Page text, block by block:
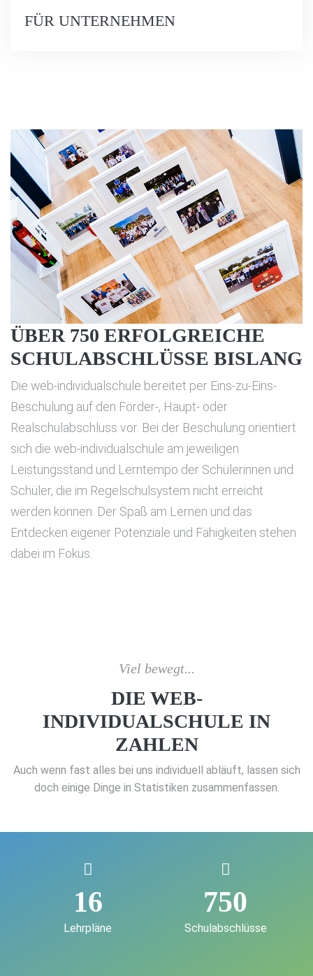
FÜR UNTERNEHMEN
ÜBER 750 ERFOLGREICHE
SCHULABSCHLÜSSE BISLANG
Die web-individualschule bereitet per Eins-zu-Eins-
Beschulung auf den Förder-, Haupt- oder
Realschulabschluss vor. Bei der Beschulung orientiert
sich die web-individualschule am jeweiligen
Leistungsstand und Lerntempo der Schülerinnen und
Schüler, die im Regelschulsystem nicht erreicht
werden können. Der Spaß am Lernen und das
Entdecken eigener Potenziale und Fähigkeiten stehen
dabei im Fokus.
Viel bewegt...
DIE WEB-
INDIVIDUALSCHULE IN
ZAHLEN
Auch wenn fast alles bei uns individuell abläuft, lassen sich
doch einige Dinge in Statistiken zusammenfassen.
16
Lehrpläne
750
Schulabschlüsse